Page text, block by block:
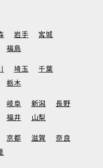
岩手
宮城
福島
埼玉
千葉
栃木
岐阜 新潟
長野
福井 山梨
京都 滋賀
奈良